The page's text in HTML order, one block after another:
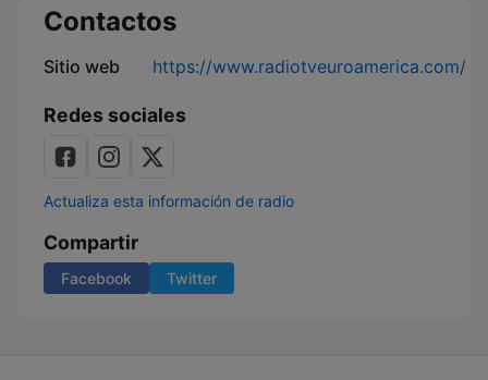
Contactos
Sitio web https://www.radiotveuroamerica.com/
Redes sociales
Actualiza esta información de radio
Compartir
Facebook Twitter